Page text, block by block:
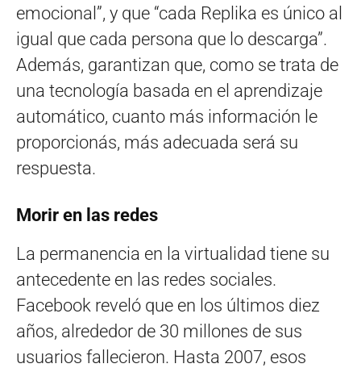
emocional”, y que “cada Replika es único al
igual que cada persona que lo descarga”.
Además, garantizan que, como se trata de
una tecnología basada en el aprendizaje
automático, cuanto más información le
proporcionás, más adecuada será su
respuesta.
Morir en las redes
La permanencia en la virtualidad tiene su
antecedente en las redes sociales.
Facebook reveló que en los últimos diez
años, alrededor de 30 millones de sus
usuarios fallecieron. Hasta 2007, esos